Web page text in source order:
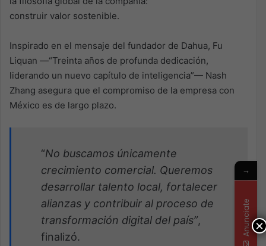
construir valor sostenible.
Inspirado en el mensaje del fundador de Dahua, Fu
Liquan —“Treinta años de profunda dedicación,
liderando un nuevo capítulo de inteligencia”— Nash
Zhang asegura que el compromiso de la empresa con
México es de largo plazo.
“No buscamos únicamente
crecimiento comercial. Queremos
desarrollar talento local, fortalecer
alianzas y contribuir al proceso de
transformación digital del país”,
finalizó.
×
→
Anunciate